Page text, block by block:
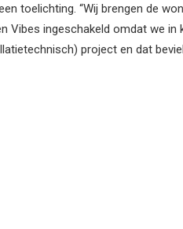
toelichting. “Wij brengen de
Vibes ingeschakeld omdat we
project en dat